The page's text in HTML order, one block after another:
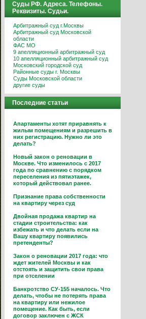
Суды РФ. Адреса. Телефоны.
Реквизиты. Судьи.
Арбитражный суд г.Москвы
Арбитражный суд Московской
области
ФАС МО
9 апелляционный арбитражный суд
10 апелляционный арбитражный суд
Московский городской суд
Районные суды г. Москвы
Суды Московской области
другие суды
Последние статьи
Апартаменты хотят приравнять к
жилым помещениям и разрешить в
них регистрацию. Нужно ли это
делать?
Новый закон о реновации в
Москве. Что изменилось с 2017
года по сравнению с порядком
переселения из пятиэтажек,
который действовал ранее.
Признание права собственности
на квартиру через суд
Двойная продажа квартир на
стадии строительства: как
избежать и что делать если на
Вашу квартиру появились
претенденты?
Закон о реновации 2017 года: что
ждет жителей Москвы и как
отстоять и защитить свои права
при отселении
Банкротство СУ-155 началось. Что
делать, чтобы не потерять права
на квартиру или нежилое
помещение. Как быть, если
договор заключен с ЖСК